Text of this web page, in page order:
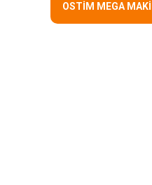
OSTİM MEGA